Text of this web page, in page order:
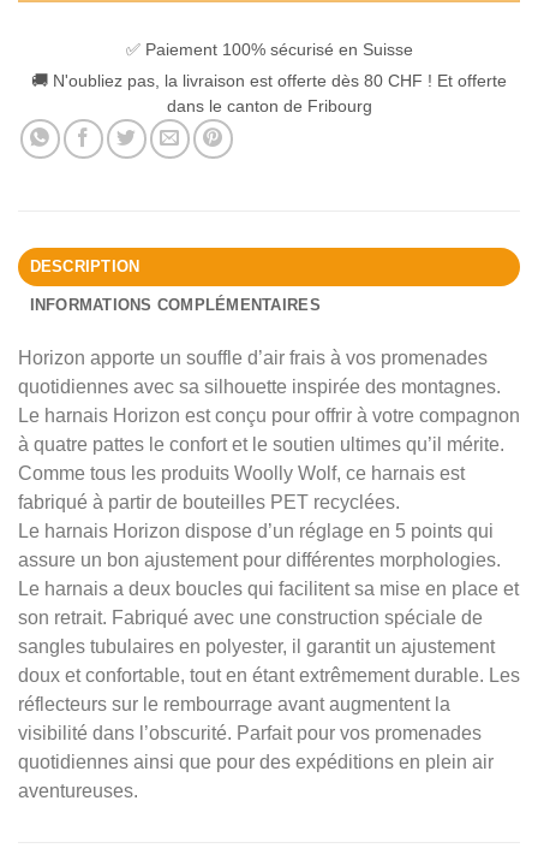
✅ Paiement 100% sécurisé en Suisse
🚚 N'oubliez pas, la livraison est offerte dès 80 CHF ! Et offerte
dans le canton de Fribourg
DESCRIPTION
INFORMATIONS COMPLÉMENTAIRES
Horizon apporte un souffle d’air frais à vos promenades
quotidiennes avec sa silhouette inspirée des montagnes.
Le harnais Horizon est conçu pour offrir à votre compagnon
à quatre pattes le confort et le soutien ultimes qu’il mérite.
Comme tous les produits Woolly Wolf, ce harnais est
fabriqué à partir de bouteilles PET recyclées.
Le harnais Horizon dispose d’un réglage en 5 points qui
assure un bon ajustement pour différentes morphologies.
Le harnais a deux boucles qui facilitent sa mise en place et
son retrait. Fabriqué avec une construction spéciale de
sangles tubulaires en polyester, il garantit un ajustement
doux et confortable, tout en étant extrêmement durable. Les
réflecteurs sur le rembourrage avant augmentent la
visibilité dans l’obscurité. Parfait pour vos promenades
quotidiennes ainsi que pour des expéditions en plein air
aventureuses.